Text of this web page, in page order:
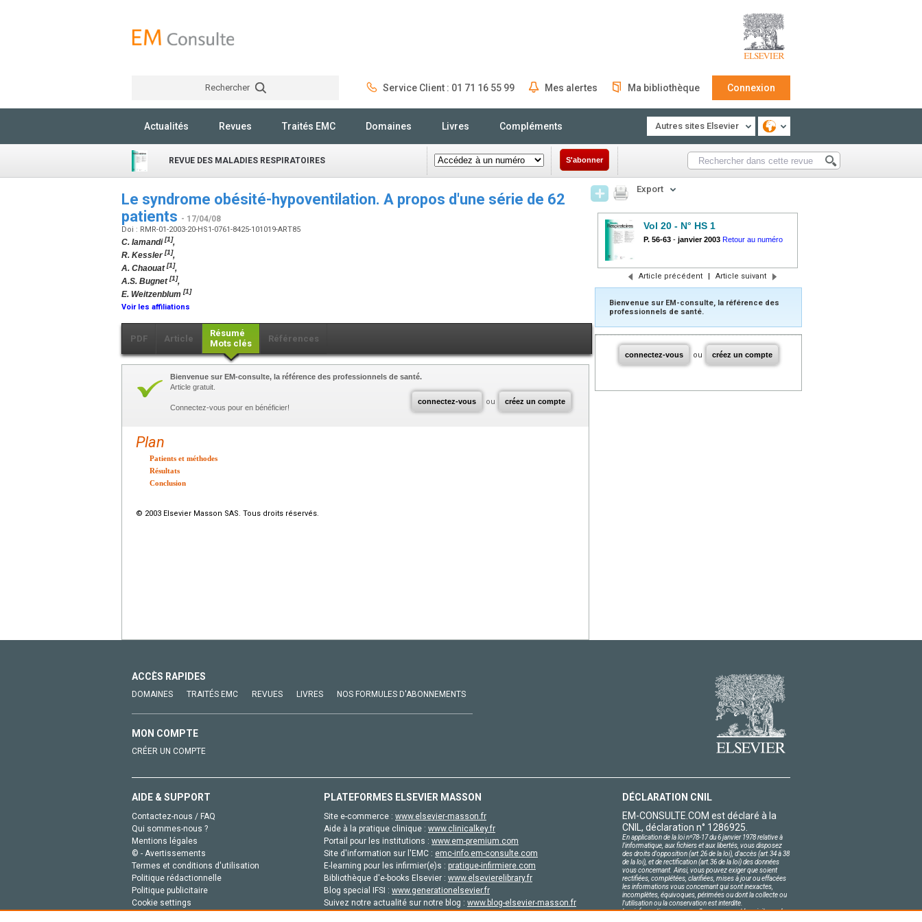
Rechercher Service Client : 01 71 16 55 99 Mes alertes Ma bibliothèque Connexion
Actualités Revues Traités EMC Domaines Livres Compléments Autres sites Elsevier
REVUE DES MALADIES RESPIRATOIRES S'abonner
Le syndrome obésité-hypoventilation. A propos d'une série de 62
patients - 17/04/08
Doi : RMR-01-2003-20-HS1-0761-8425-101019-ART85
C. Iamandi[1],
R. Kessler[1],
A. Chaouat[1],
A.S. Bugnet[1],
E. Weitzenblum [1]
Voir les affiliations
PDF Article
Résumé
Mots clés
Références
connectez-vous ou créez un compte
Bienvenue sur EM-consulte, la référence des professionnels de santé.
Article gratuit.
Connectez-vous pour en bénéficier!
Plan
Patients et méthodes
Résultats
Conclusion
© 2003 Elsevier Masson SAS. Tous droits réservés.
Export
Vol 20 - N° HS 1
P. 56-63 - janvier 2003 Retour au numéro
Article précédent | Article suivant
Bienvenue sur EM-consulte, la référence des
professionnels de santé.
connectez-vous ou créez un compte
ACCÈS RAPIDES
DOMAINES TRAITÉS EMC REVUES LIVRES NOS FORMULES D'ABONNEMENTS
MON COMPTE
CRÉER UN COMPTE
AIDE & SUPPORT
Contactez-nous / FAQ
Qui sommes-nous ?
Mentions légales
© - Avertissements
Termes et conditions d'utilisation
Politique rédactionnelle
Politique publicitaire
Cookie settings
PLATEFORMES ELSEVIER MASSON
Site e-commerce : www.elsevier-masson.fr
Aide à la pratique clinique : www.clinicalkey.fr
Portail pour les institutions : www.em-premium.com
Site d'information sur l'EMC : emc-info.em-consulte.com
E-learning pour les infirmier(e)s : pratique-infirmiere.com
Bibliothèque d'e-books Elsevier : www.elsevierelibrary.fr
Blog special IFSI : www.generationelsevier.fr
Suivez notre actualité sur notre blog : www.blog-elsevier-masson.fr
DÉCLARATION CNIL
EM-CONSULTE.COM est déclaré à la
CNIL, déclaration n° 1286925.
En application de la loi nº78-17 du 6 janvier 1978 relative à
l'informatique, aux fichiers et aux libertés, vous disposez
des droits d'opposition (art.26 de la loi), d'accès (art.34 à 38
de la loi), et de rectification (art.36 de la loi) des données
vous concernant. Ainsi, vous pouvez exiger que soient
rectifiées, complétées, clarifiées, mises à jour ou effacées
les informations vous concernant qui sont inexactes,
incomplètes, équivoques, périmées ou dont la collecte ou
l'utilisation ou la conservation est interdite.
Les informations personnelles concernant les visiteurs de